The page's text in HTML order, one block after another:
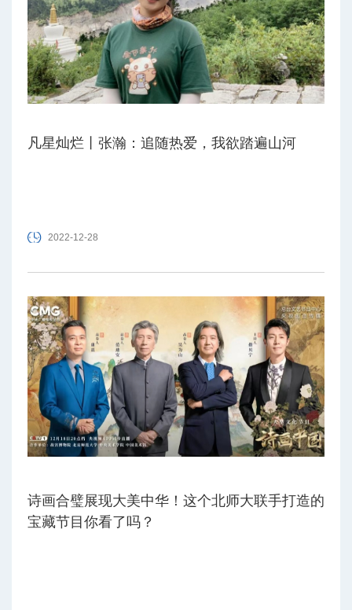
凡星灿烂丨张瀚：追随热爱，我欲踏遍山河
2022-12-28
诗画合璧展现大美中华！这个北师大联手打造的
宝藏节目你看了吗？